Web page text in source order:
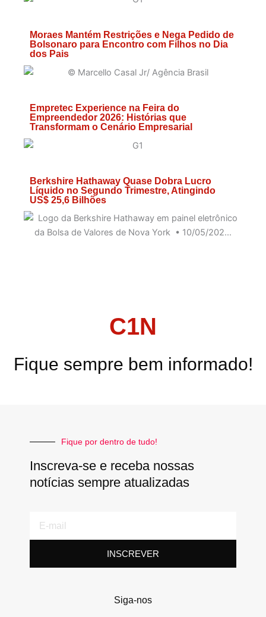
Moraes Mantém Restrições e Nega Pedido de
Bolsonaro para Encontro com Filhos no Dia
dos Pais
Empretec Experience na Feira do
Empreendedor 2026: Histórias que
Transformam o Cenário Empresarial
Berkshire Hathaway Quase Dobra Lucro
Líquido no Segundo Trimestre, Atingindo
US$ 25,6 Bilhões
C1N
Fique sempre bem informado!
Fique por dentro de tudo!
Inscreva-se e receba nossas
notícias sempre atualizadas
INSCREVER
Siga-nos